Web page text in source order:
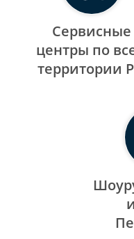
Сервисные
центры по
территории